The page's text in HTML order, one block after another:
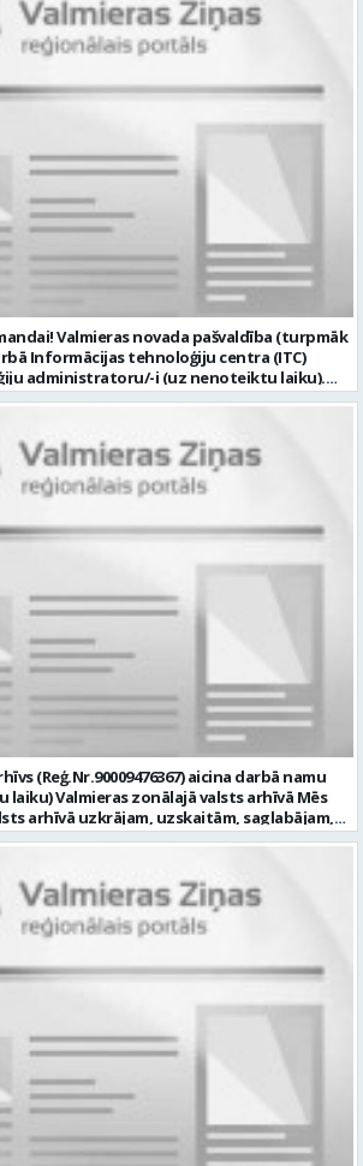
Valmieras novada pašvaldība (turpmāk
Informācijas tehnoloģiju centra (ITC)
administratoru/-i (uz nenoteiktu laiku).
Naukšēnu apvienību teritorijās Ja Tev ir
problēmu pieteikumu pārvaldību un
nodrošināt datortehnikas lietotāju atbalstu
risināšanu; uzstādīt, konfigurēt,
Pašvaldības iestāžu datortehniku,
novērst kļūmes to darbībā;
sniedzēju darbu izpildi Pašvaldības
uzturēšanā; sagatavot priekšlikumus par
un ja Tev ir: vismaz vidējā
tehnoloģiju jomā; darba
tehnoloģijām saistītā jomā); izpratne par
tehnikas uzbūvi un problēmu risināšanas
uzbūvi, tīkla iekārtu darbības
prasmes atbilstoši Valsts valodas likuma
ļoti labas organizatoriskās un saskarsmes
prasme; prasme patstāvīgi pieņemt
augsta atbildības sajūta; precizitāte;
un komandā; pašiniciatīva un spēja meklēt
dinamisku,
darbu un ideju īstenošanas iespējas uz
pamatalgu pārbaudes laikā 1258,- EUR
pēc pārbaudes laika 1310,- EUR pirms
saņemt atvaļinājuma pabalstu darba un
labu darba sniegumu; darba devēja
apdrošināšanu pēc pārbaudes laika beigām,
labumus atbilstoši darba rezultātam
noteiktajam; profesionālās pilnveidošanās
zinošu un atsaucīgu kolēģu komandā. CV,
izglītības dokumenta kopiju, lūdzam iesniegt
personals@valmierasnovads.lv vai
Dokumentu pārvaldības un klientu
Lāčplēša ielā 2, Valmierā, Valmieras
tehnoloģiju centra Informācijas
es amatam” līdz 2026.gada
informācijai: 64292237. Profesija:
ADMINISTRATORS Darba vietas adrese:
namu
Valmieras zonālajā valsts arhīvā Mēs
arhīvā uzkrājam, uzskaitām, saglabājam,
nacionālo dokumentāro
novadi. Aicinām savai komandai
un atbildīgu kolēģi namu pārziņa amatā,
darba vietu Valmierā, Cempu ielā 13. Piesakies
lai Tev ir: • vismaz
izglītība; • profesionāla pieredze
vēlams ēku vai namu
• labas iemaņas darbā ar datoru (MS Office,
e pasts); • valsts valodas prasmes
plānot un organizēt savu darbu,
pienākumiem saistītus jautājumus, kā arī
un labas sadarbības prasmes; • B
apliecība, iespēja darba vajadzībām
• par priekšrocību uzskatīsim
apmācības vismaz 20 stundu apjomā. Mēs